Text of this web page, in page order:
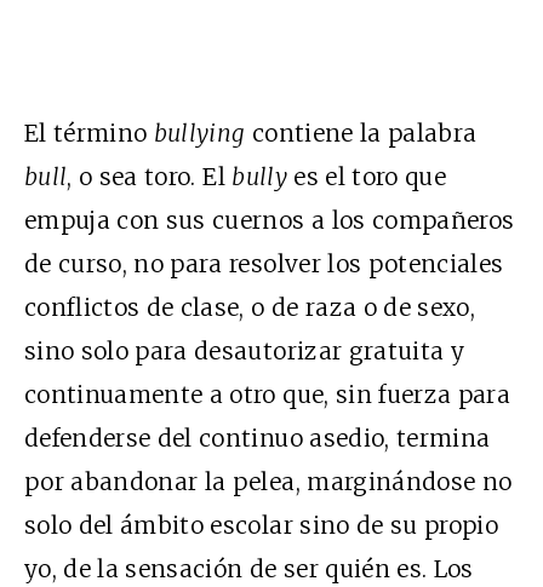
El término bullying contiene la palabra
bull, o sea toro. El bullyes el toro que
empuja con sus cuernos a los compañeros
de curso, no para resolver los potenciales
conflictos de clase, o de raza o de sexo,
sino solo para desautorizar gratuita y
continuamente a otro que, sin fuerza para
defenderse del continuo asedio, termina
por abandonar la pelea, marginándose no
solo del ámbito escolar sino de su propio
yo, de la sensación de ser quién es. Los